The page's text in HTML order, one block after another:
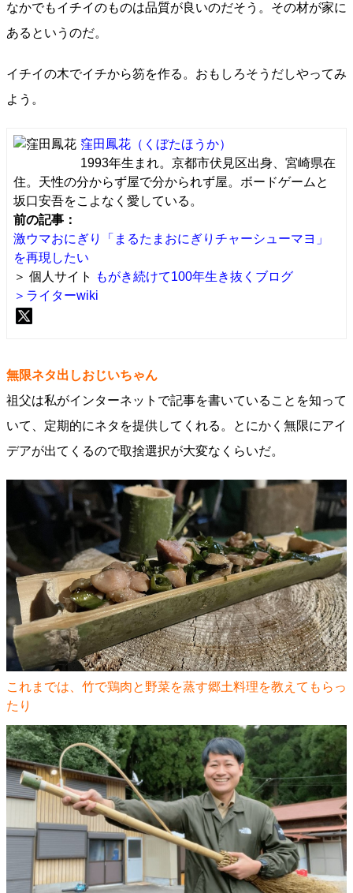
なかでもイチイのものは品質が良いのだそう。その材が家に
あるというのだ。
イチイの木でイチから笏を作る。おもしろそうだしやってみ
よう。
窪田鳳花 （くぼたほうか）
1993年生まれ。京都市伏見区出身、宮崎県在
住。天性の分からず屋で分かられず屋。ボードゲームと
坂口安吾をこよなく愛している。
前の記事：
激ウマおにぎり「まるたまおにぎりチャーシューマヨ」
を再現したい
＞ 個人サイト
もがき続けて100年生き抜くブログ
＞ライターwiki
無限ネタ出しおじいちゃん
祖父は私がインターネットで記事を書いていることを知って
いて、定期的にネタを提供してくれる。とにかく無限にアイ
デアが出てくるので取捨選択が大変なくらいだ。
これまでは、竹で鶏肉と野菜を蒸す郷土料理を教えてもらっ
たり